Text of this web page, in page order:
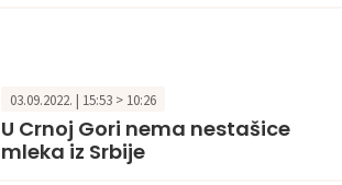
03.09.2022. | 15:53 > 10:26
U Crnoj Gori nema nestašice
mleka iz Srbije